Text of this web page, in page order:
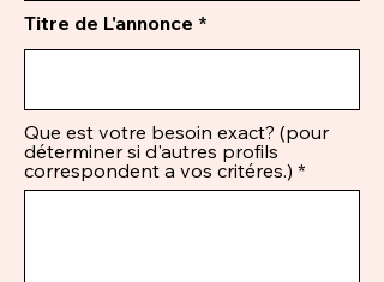
Titre de L'annonce
Que est votre besoin exact? (pour
déterminer si d'autres profils
correspondent a vos critéres.)